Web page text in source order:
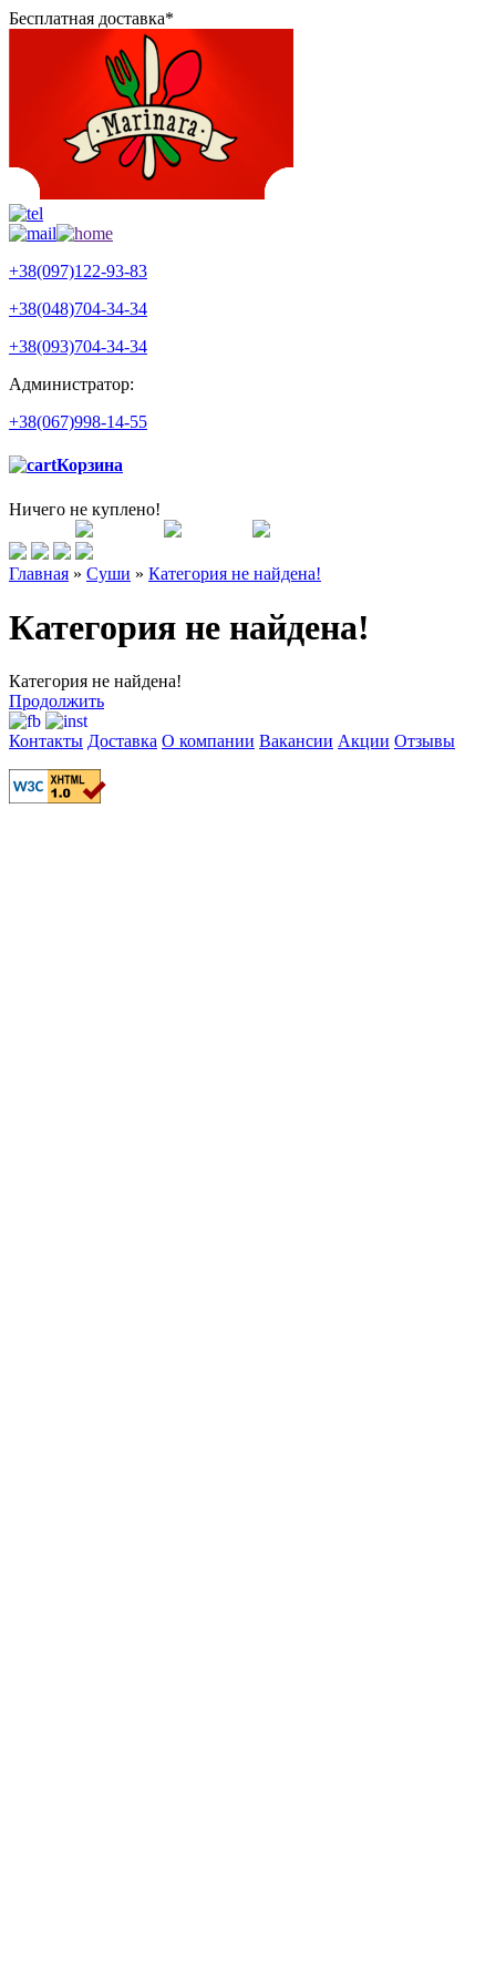
Бесплатная доставка*
+38(097)122-93-83
+38(048)704-34-34
+38(093)704-34-34
Администратор:
+38(067)998-14-55
Корзина
Ничего не куплено!
Главная » Суши » Категория не найдена!
Категория не найдена!
Категория не найдена!
Продолжить
Контакты Доставка О компании Вакансии Акции Отзывы